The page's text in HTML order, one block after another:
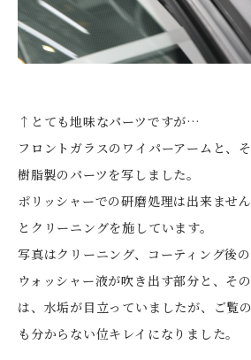
↑とても地味なパーツですが…
フロントガラスのワイパーアームと、
樹脂製のパーツを写しました。
ポリッシャーでの研磨処理は出来ませ
とクリーニングを施しています。
写真はクリーニング、コーティング後の
ウォッシャー液が吹き出す部分と、そ
は、水垢が目立っていましたが、ご覧
も分からない位キレイになりました。